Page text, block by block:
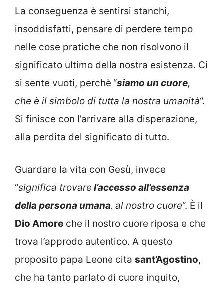
La conseguenza è sentirsi stanchi,
insoddisfatti, pensare di perdere tempo
nelle cose pratiche che non risolvono il
significato ultimo della nostra esistenza. Ci
si sente vuoti, perchè “siamo un cuore,
che è il simbolo di tutta la nostra umanità“.
Si finisce con l’arrivare alla disperazione,
alla perdita del significato di tutto.
Guardare la vita con Gesù, invece
“significa trovarel’accesso all’essenza
della persona umana, al nostro cuore“. È il
Dio Amore che il nostro cuore riposa e che
trova l’approdo autentico. A questo
proposito papa Leone cita sant’Agostino,
che ha tanto parlato di cuore inquito,